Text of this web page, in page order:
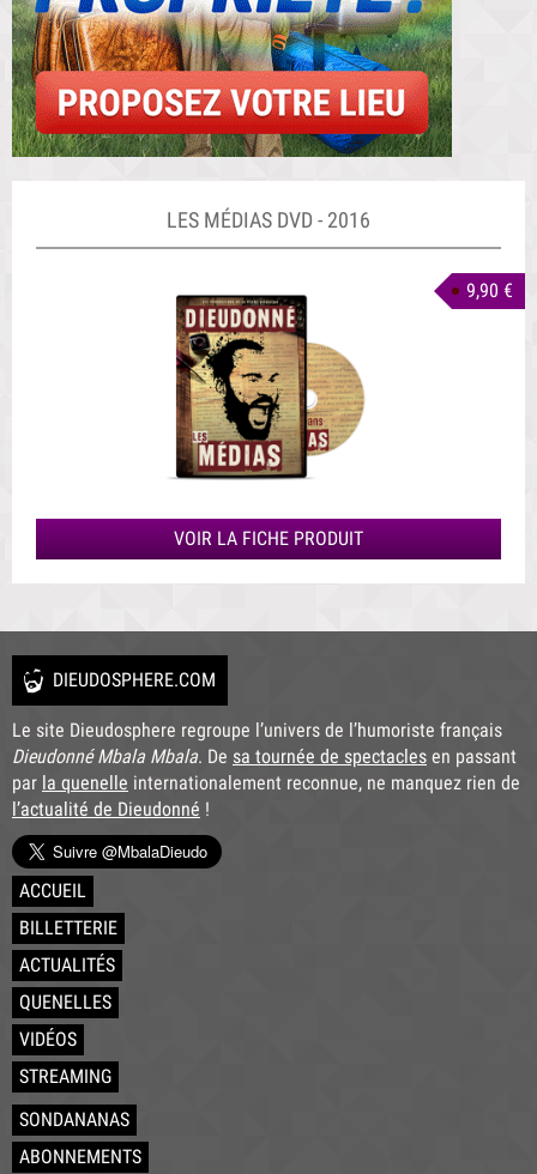
LES MÉDIAS DVD - 2016
9,90 €
VOIR LA FICHE PRODUIT
DIEUDOSPHERE.COM
Le site Dieudosphere regroupe l’univers de l’humoriste français
Dieudonné Mbala Mbala. De sa tournée de spectacles en passant
par la quenelle internationalement reconnue, ne manquez rien de
l’actualité de Dieudonné !
ACCUEIL
BILLETTERIE
ACTUALITÉS
QUENELLES
VIDÉOS
STREAMING
SONDANANAS
ABONNEMENTS